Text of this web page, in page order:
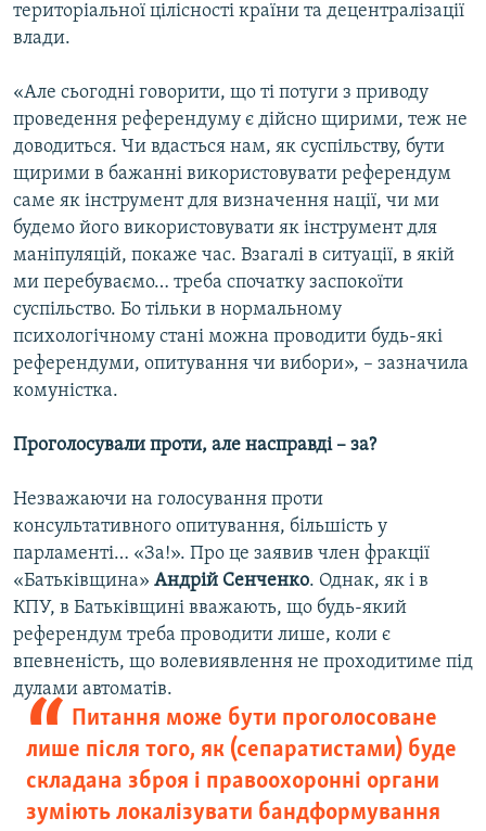
територіальної цілісності країни та децентралізації
влади.
«Але сьогодні говорити, що ті потуги з приводу
проведення референдуму є дійсно щирими, теж не
доводиться. Чи вдасться нам, як суспільству, бути
щирими в бажанні використовувати референдум
саме як інструмент для визначення нації, чи ми
будемо його використовувати як інструмент для
маніпуляцій, покаже час. Взагалі в ситуації, в якій
ми перебуваємо… треба спочатку заспокоїти
суспільство. Бо тільки в нормальному
психологічному стані можна проводити будь-які
референдуми, опитування чи вибори», – зазначила
комуністка.
Проголосували проти, але насправді – за?
Незважаючи на голосування проти
консультативного опитування, більшість у
парламенті… «За!». Про це заявив член фракції
«Батьківщина» Андрій Сенченко. Однак, як і в
КПУ, в Батьківщині вважають, що будь-який
референдум треба проводити лише, коли є
впевненість, що волевиявлення не проходитиме під
дулами автоматів.
Питання може бути проголосоване
лише після того, як (сепаратистами) буде
складана зброя і правоохоронні органи
зуміють локалізувати бандформування